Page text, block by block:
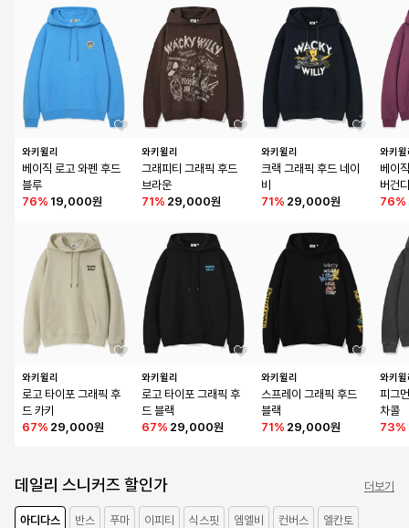
와키윌리
베이직 로고 와펜 후드
블루
76% 19,000원
와키윌리
로고 타이포 그래픽 후
드 카키
67% 29,000원
와키윌리
그래피티 그래픽 후드
브라운
71% 29,000원
와키윌리
로고 타이포 그래픽 후
드 블랙
67% 29,000원
와키윌리
크랙 그래픽 후드 네이
비
71% 29,000원
와키윌리
스프레이 그래픽 후드
블랙
71% 29,000원
와키
베이
버건
76%
와키
피그
차콜
73%
데일리 스니커즈 할인가 더보기
아디다스 반스 푸마 이피티 식스핏 엠엘비 컨버스 엘칸토